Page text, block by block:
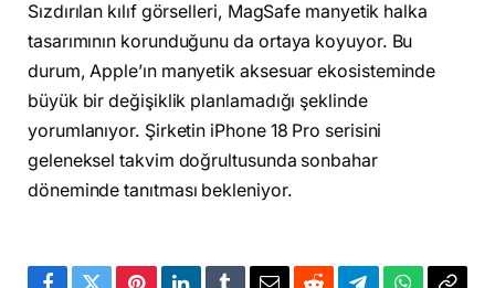
Sızdırılan kılıf görselleri, MagSafe manyetik halka
tasarımının korunduğunu da ortaya koyuyor. Bu
durum, Apple’ın manyetik aksesuar ekosisteminde
büyük bir değişiklik planlamadığı şeklinde
yorumlanıyor. Şirketin iPhone 18 Pro serisini
geleneksel takvim doğrultusunda sonbahar
döneminde tanıtması bekleniyor.